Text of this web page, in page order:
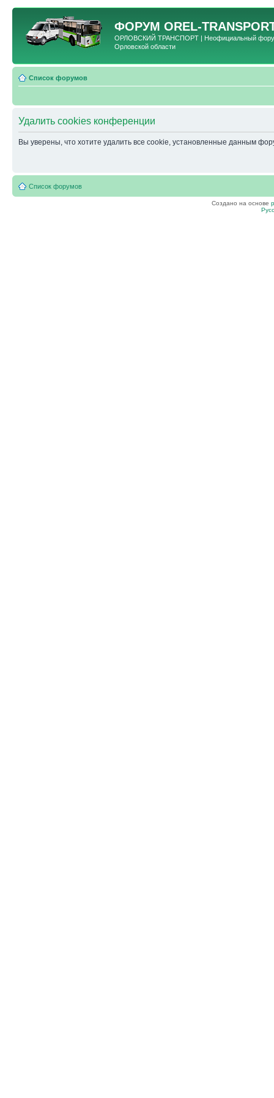
ФОРУМ OREL-
ОРЛОВСКИЙ ТРАНСПОРТ | Неофициальный форум
Орловской области
Список форумов
Удалить cookies конференции
Вы уверены, что хотите удалить все cookie, установленные данным
Список форумов
Создано на основе